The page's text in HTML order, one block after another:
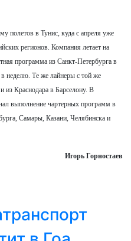
полетов в Тунис, куда с апреля уже
регионов. Компания летает на
программа из Санкт-Петербурга в
неделю. Те же лайнеры с той же
из Краснодара в Барселону. В
выполнение чартерных программ в
Самары, Казани, Челябинска и
Игорь Горностаев